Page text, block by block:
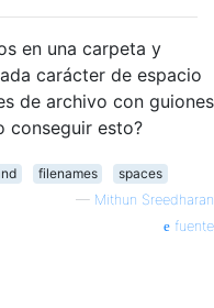
en una carpeta y
carácter de espacio
de archivo con guiones
conseguir esto?
filenames
spaces
— Mithun Sreedharan
fuente